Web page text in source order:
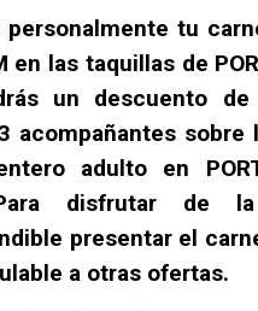
personalmente tu
en las taquillas de
un descuento
acompañantes sobre
adulto en PORT
Para disfrutar de
presentar el
a otras ofertas.